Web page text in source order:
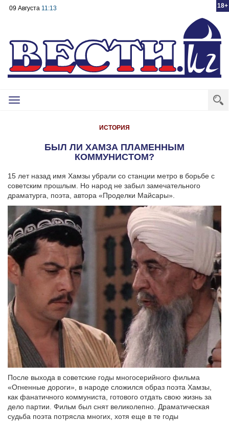
18+
09 Августа 11:13
Toggle
ИСТОРИЯ
БЫЛ ЛИ ХАМЗА ПЛАМЕННЫМ
КОММУНИСТОМ?
15 лет назад имя Хамзы убрали со станции метро в борьбе с
советским прошлым. Но народ не забыл замечательного
драматурга, поэта, автора «Проделки Майсары».
После выхода в советские годы многосерийного фильма
«Огненные дороги», в народе сложился образ поэта Хамзы,
как фанатичного коммуниста, готового отдать свою жизнь за
дело партии. Фильм был снят великолепно. Драматическая
судьба поэта потрясла многих, хотя еще в те годы